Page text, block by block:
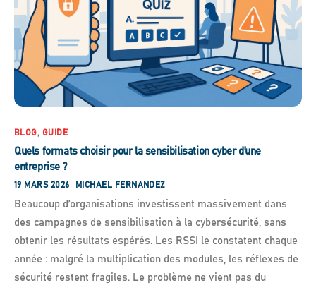
BLOG, GUIDE
Quels formats choisir pour la sensibilisation cyber d’une
entreprise ?
19 MARS 2026 MICHAEL FERNANDEZ
Beaucoup d’organisations investissent massivement dans
des campagnes de sensibilisation à la cybersécurité, sans
obtenir les résultats espérés. Les RSSI le constatent chaque
année : malgré la multiplication des modules, les réflexes de
sécurité restent fragiles. Le problème ne vient pas du